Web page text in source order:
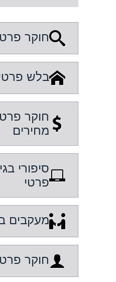
חוקר
בלש
חוקר
מחירים
סיפורי
פרטי
מעקבים
חוקר